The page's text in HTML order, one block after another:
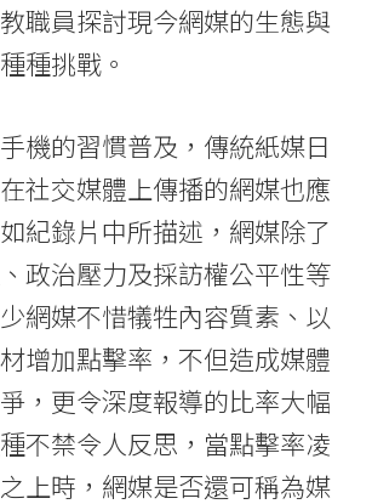
職員探討現今網媒的生態與
種挑戰。
機的習慣普及，傳統紙媒日
社交媒體上傳播的網媒也應
紀錄片中所描述，網媒除了
政治壓力及採訪權公平性等
網媒不惜犠牲內容質素、以
增加點擊率，不但造成媒體
，更令深度報導的比率大幅
不禁令人反思，當點擊率凌
上時，網媒是否還可稱為媒